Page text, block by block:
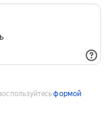
формой